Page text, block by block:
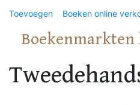
Toevoegen Boeken online
Boekenmarkten